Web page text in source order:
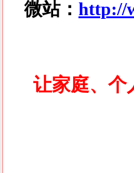
微站： http://
让家庭、个